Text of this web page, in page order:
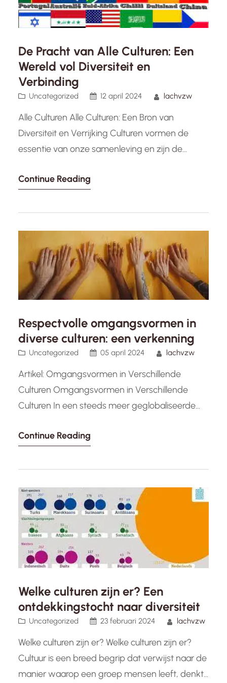
De Pracht van Alle Culturen: Een
Wereld vol Diversiteit en
Verbinding
Uncategorized 12 april 2024 lachvzw
Alle Culturen Alle Culturen: Een Bron van
Diversiteit en Verrijking Culturen vormen de
essentie van onze samenleving en zijn de
wereld zo uniek maakt. Elke cultuur draagt bij
waarden en kunst die ons omringt. Van de
Continue Reading
Respectvolle omgangsvormen in
diverse culturen: een verkenning
Uncategorized 05 april 2024 lachvzw
Artikel: Omgangsvormen in Verschillende
Culturen Omgangsvormen in Verschillende
Culturen In een steeds meer geglobaliseerde
mensen uit verschillende culturen. Het begrijpen
andere culturen is essentieel voor effectieve
relaties. Iedere cultuur heeft zijn eigen normen
en waarden als…
Continue Reading
Welke culturen zijn er? Een
ontdekkingstocht naar diversiteit
Uncategorized 23 februari 2024 lachvzw
Welke culturen zijn er? Welke culturen zijn er?
Cultuur is een breed begrip dat verwijst naar de
manier waarop een groep mensen leeft, denkt